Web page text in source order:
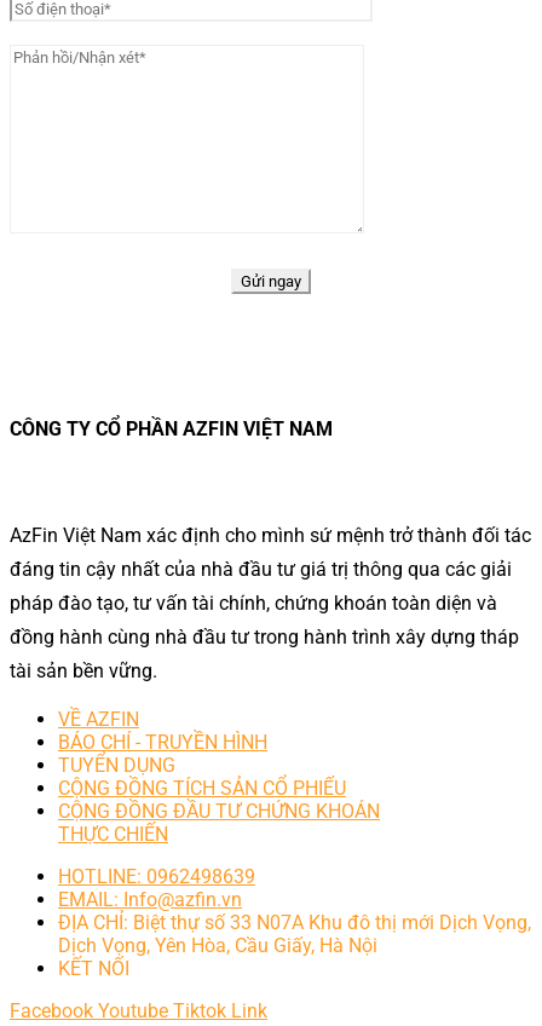
CÔNG TY CỔ PHẦN AZFIN VIỆT NAM
AzFin Việt Nam xác định cho mình sứ mệnh trở thành đối tác
đáng tin cậy nhất của nhà đầu tư giá trị thông qua các giải
pháp đào tạo, tư vấn tài chính, chứng khoán toàn diện và
đồng hành cùng nhà đầu tư trong hành trình xây dựng tháp
tài sản bền vững.
VỀ AZFIN
BÁO CHÍ - TRUYỀN HÌNH
TUYỂN DỤNG
CỘNG ĐỒNG TÍCH SẢN CỔ PHIẾU
CỘNG ĐỒNG ĐẦU TƯ CHỨNG KHOÁN
THỰC CHIẾN
HOTLINE: 0962498639
EMAIL: Info@azfin.vn
ĐỊA CHỈ: Biệt thự số 33 N07A Khu đô thị mới Dịch Vọng,
Dịch Vọng, Yên Hòa, Cầu Giấy, Hà Nội
KẾT NỐI
Facebook Youtube Tiktok Link